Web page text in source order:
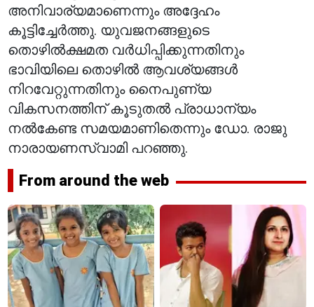
അനിവാര്യമാണെന്നും അദ്ദേഹം
കൂട്ടിച്ചേർത്തു. യുവജനങ്ങളുടെ
തൊഴിൽക്ഷമത വർധിപ്പിക്കുന്നതിനും
ഭാവിയിലെ തൊഴിൽ ആവശ്യങ്ങൾ
നിറവേറ്റുന്നതിനും നൈപുണ്യ
വികസനത്തിന് കൂടുതൽ പ്രാധാന്യം
നൽകേണ്ട സമയമാണിതെന്നും ഡോ. രാജു
നാരായണസ്വാമി പറഞ്ഞു.
From around the web